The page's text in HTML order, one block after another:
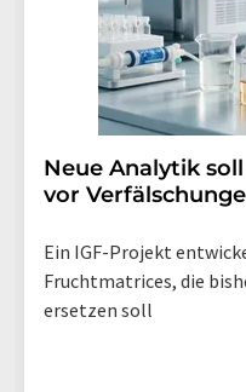
Neue Analytik
vor
Ein IGF-Projekt
Fruchtmatrices, die
ersetzen soll